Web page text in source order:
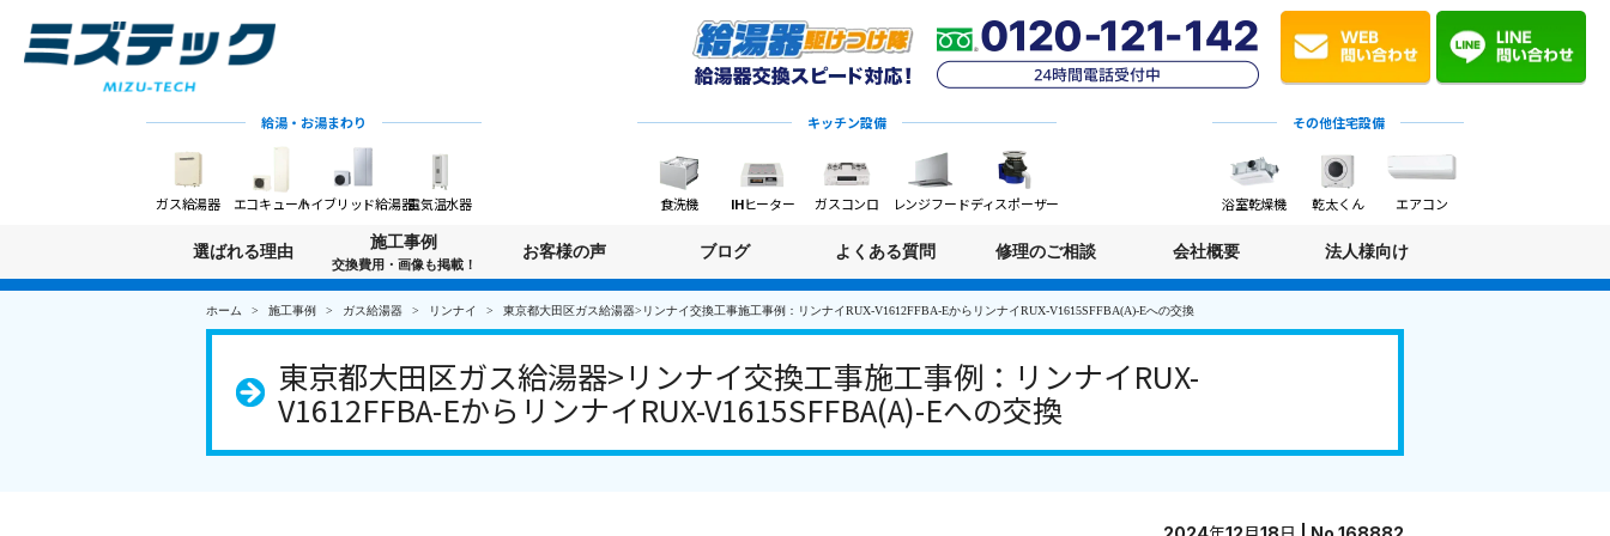
給湯・お湯まわり
ガス給湯器 エコキュートハイブリッド給湯器電気温水器
キッチン設備
食洗機 IHヒーター ガスコンロ レンジフードディスポーザー
その他住宅設備
浴室乾燥機 乾太くん エアコン
選ばれる理由
施工事例
交換費用・画像も掲載！
お客様の声 ブログ よくある質問 修理のご相談 会社概要 法人様向け
ホーム 施工事例 ガス給湯器 リンナイ 東京都大田区ガス給湯器>リンナイ交換工事施工事例：リンナイRUX-V1612FFBA-EからリンナイRUX-V1615SFFBA(A)-Eへの交換
東京都大田区ガス給湯器>リンナイ交換工事施工事例：リンナイRUX-
V1612FFBA-EからリンナイRUX-V1615SFFBA(A)-Eへの交換